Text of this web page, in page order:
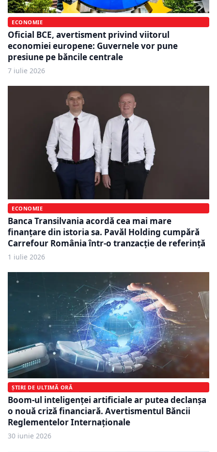
ECONOMIE
Oficial BCE, avertisment privind viitorul
economiei europene: Guvernele vor pune
presiune pe băncile centrale
7 iulie 2026
ECONOMIE
Banca Transilvania acordă cea mai mare
finanțare din istoria sa. Pavăl Holding cumpără
Carrefour România într-o tranzacție de referință
1 iulie 2026
ȘTIRI DE ULTIMĂ ORĂ
Boom-ul inteligenței artificiale ar putea declanșa
o nouă criză financiară. Avertismentul Băncii
Reglementelor Internaționale
30 iunie 2026